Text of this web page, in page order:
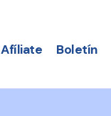
Afíliate Boletín